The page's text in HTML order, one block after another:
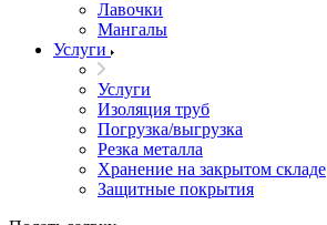
Лавочки
Мангалы
Услуги
Услуги
Изоляция труб
Погрузка/выгрузка
Резка металла
Хранение на закрытом складе
Защитные покрытия